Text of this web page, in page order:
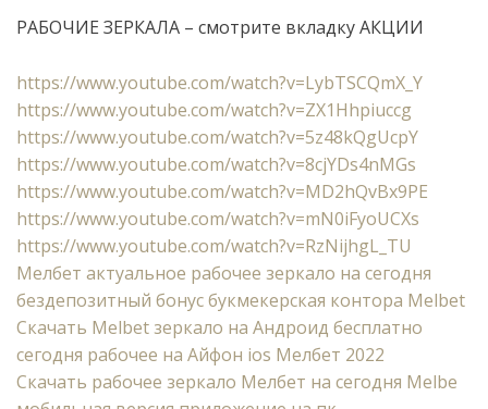
РАБОЧИЕ ЗЕРКАЛА – смотрите вкладку АКЦИИ
https://www.youtube.com/watch?v=LybTSCQmX_Y
https://www.youtube.com/watch?v=ZX1Hhpiuccg
https://www.youtube.com/watch?v=5z48kQgUcpY
https://www.youtube.com/watch?v=8cjYDs4nMGs
https://www.youtube.com/watch?v=MD2hQvBx9PE
https://www.youtube.com/watch?v=mN0iFyoUCXs
https://www.youtube.com/watch?v=RzNijhgL_TU
Мелбет актуальное рабочее зеркало на сегодня
бездепозитный бонус букмекерская контора Melbet
Cкачать Melbet зеркало на Андроид бесплатно
сегодня рабочее на Айфон ios Мелбет 2022
Скачать рабочее зеркало Мелбет на сегодня Melbe